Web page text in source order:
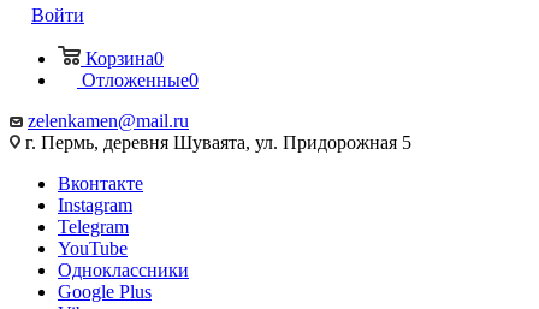
Войти
Корзина0
Отложенные0
zelenkamen@mail.ru
г. Пермь, деревня Шуваята, ул. Придорожная 5
Вконтакте
Instagram
Telegram
YouTube
Одноклассники
Google Plus